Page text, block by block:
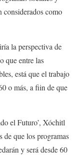
considerados como
la perspectiva de
que entre las
está que el trabajo
o más, a fiin de que
el Futuro’, Xóchitl
de que los programas
y será desde 60